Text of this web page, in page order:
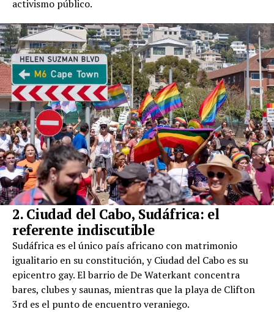
activismo público.
2. Ciudad del Cabo, Sudáfrica: el
referente indiscutible
Sudáfrica es el único país africano con matrimonio
igualitario en su constitución, y Ciudad del Cabo es su
epicentro gay. El barrio de De Waterkant concentra
bares, clubes y saunas, mientras que la playa de Clifton
3rd es el punto de encuentro veraniego.